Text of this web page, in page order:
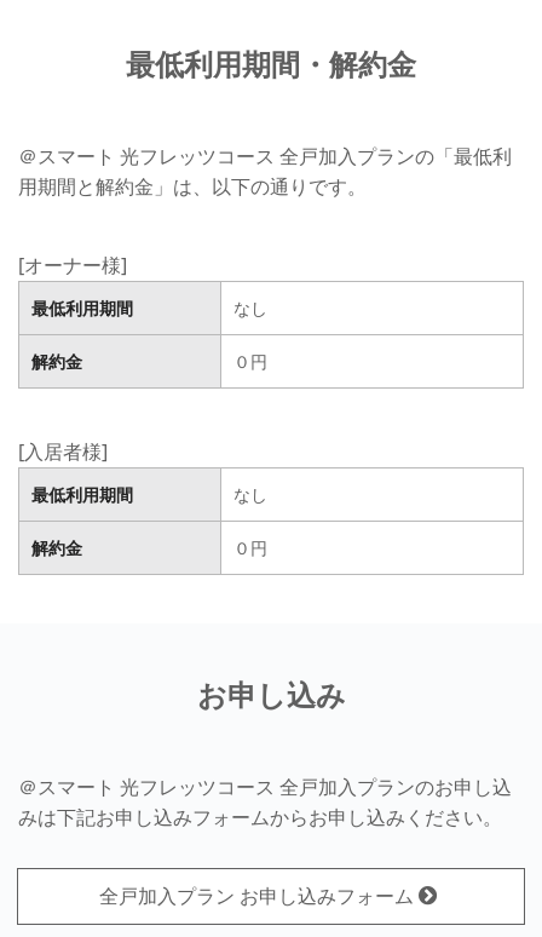
最低利用期間・解約金
＠スマート 光フレッツコース 全戸加入プランの「最低利
用期間と解約金」は、以下の通りです。
[オーナー様]
最低利用期間 なし
解約金 ０円
[入居者様]
最低利用期間 なし
解約金 ０円
お申し込み
＠スマート 光フレッツコース 全戸加入プランのお申し込
みは下記お申し込みフォームからお申し込みください。
全戸加入プラン お申し込みフォーム